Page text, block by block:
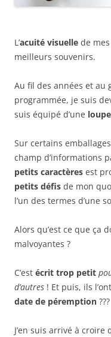
L’acuité visuelle de
meilleurs souvenirs.
Au fil des années et au
programmée, je suis
suis équipé d’une loupe
Sur certains
champ d’informations
petits caractères est
petits défis de mon
l’un des termes d’une
Alors qu’est ce que ça
malvoyantes ?
C’est écrit trop petit
d’autres ! Et puis, ils
date de péremption ???
J’en suis arrivé à